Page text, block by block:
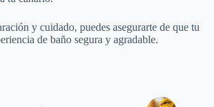
y cuidado, puedes asegurarte de que tu
de baño segura y agradable.